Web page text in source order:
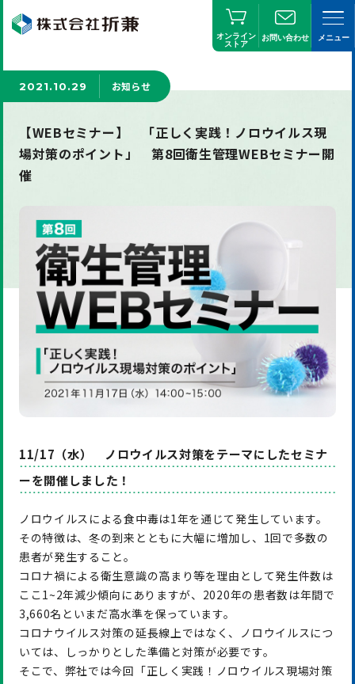
オンライン
ストア
お問い合わせ メニュー
2021.10.29 お知らせ
【WEBセミナー】 「正しく実践！ノロウイルス現
場対策のポイント」 第8回衛生管理WEBセミナー開
催
11/17（水） ノロウイルス対策をテーマにしたセミナ
ーを開催しました！
ノロウイルスによる食中毒は1年を通じて発生しています。
その特徴は、冬の到来とともに大幅に増加し、1回で多数の
患者が発生すること。
コロナ禍による衛生意識の高まり等を理由として発生件数は
ここ1~2年減少傾向にありますが、2020年の患者数は年間で
3,660名といまだ高水準を保っています。
コロナウイルス対策の延長線上ではなく、ノロウイルスにつ
いては、しっかりとした準備と対策が必要です。
そこで、弊社では今回「正しく実践！ノロウイルス現場対策